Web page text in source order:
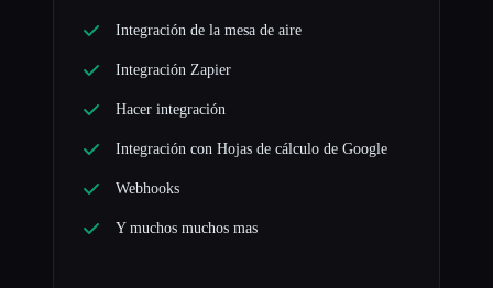
Integración de la mesa de aire
Integración Zapier
Hacer integración
Integración con Hojas de cálculo de Google
Webhooks
Y muchos muchos mas